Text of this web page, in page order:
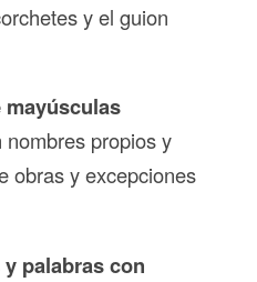
y el guion
mayúsculas
propios y
obras y excepciones
y palabras con